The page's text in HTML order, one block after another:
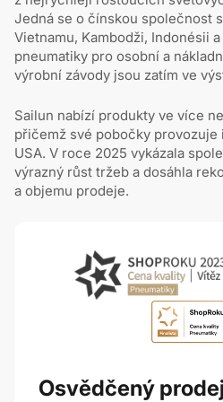
Jedná se o čínskou společnost
Vietnamu, Kambodži, Indonésii
pneumatiky pro osobní a
výrobní závody jsou zatím ve
Sailun nabízí produkty ve více
přičemž své pobočky provozuje
USA. V roce 2025 vykázala
výrazný růst tržeb a dosáhla
a objemu prodeje.
Osvědčený